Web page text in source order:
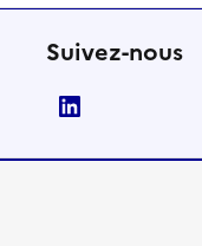
Suivez-nous